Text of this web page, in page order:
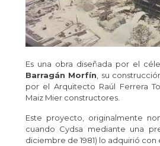
Es una obra diseñada por el
Barragán Morfín , su
por el Arquitecto Raúl Ferrera
Maiz Mier constructores.
Este proyecto, originalmente
cuando Cydsa mediante una
diciembre de 1981) lo adquirió